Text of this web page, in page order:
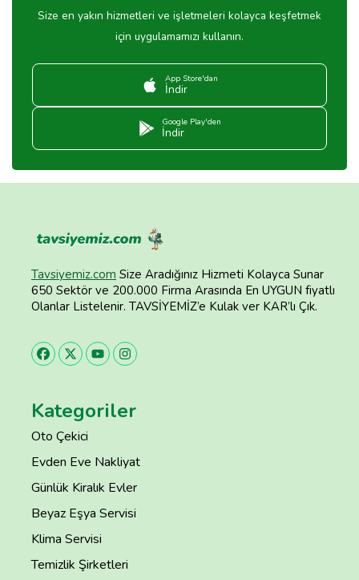
Size en yakın hizmetleri ve işletmeleri kolayca keşfetmek
için uygulamamızı kullanın.
App Store'dan
İndir
Google Play'den
İndir
Tavsiyemiz.com Size Aradığınız Hizmeti Kolayca Sunar
650 Sektör ve 200.000 Firma Arasında En UYGUN fiyatlı
Olanlar Listelenir. TAVSİYEMİZ’e Kulak ver KAR’lı Çık.
Kategoriler
Oto Çekici
Evden Eve Nakliyat
Günlük Kiralık Evler
Beyaz Eşya Servisi
Klima Servisi
Temizlik Şirketleri